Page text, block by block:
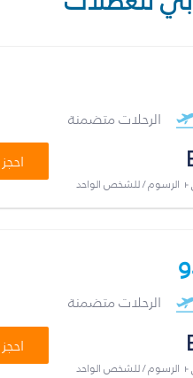
الرحلات متضمنة
+ الرسوم / للشخص الواحد
الرحلات متضمنة
+ الرسوم / للشخص الواحد